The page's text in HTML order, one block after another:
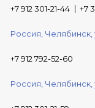
+7 912 301-21-44 +7
Россия, Челябинск,
+7 912 792-52-60
Россия, Челябинск,